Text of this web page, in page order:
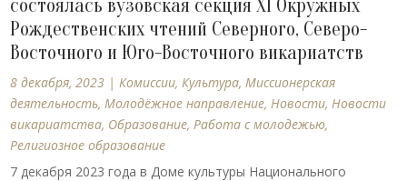
состоялась вузовская секция XI Окружных
Рождественских чтений Северного, Северо-
Восточного и Юго-Восточного викариатств
8 декабря, 2023 |Комиссии,Культура,Миссионерская
деятельность,Молодёжное направление,Новости,Новости
викариатства, Образование,Работа с молодежью,
Религиозное образование
7 декабря 2023 года в Доме культуры Национального